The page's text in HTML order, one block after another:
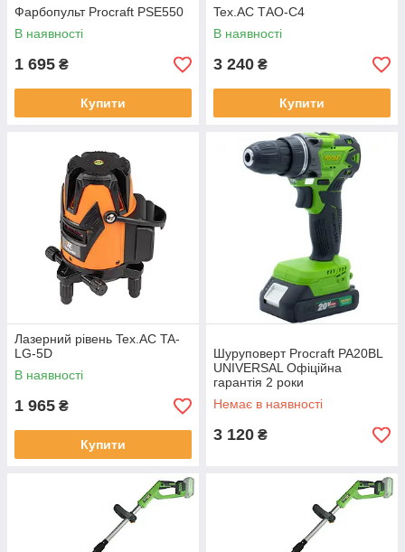
Фарбопульт Procraft PSE550
В наявності
1 695 ₴
Купити
Tex.AC ТAО-С4
В наявності
3 240 ₴
Купити
Лазерний рівень Tex.AC TA-
LG-5D
В наявності
1 965 ₴
Купити
Шуруповерт Procraft PA20BL
UNIVERSAL Офіційна
гарантія 2 роки
Немає в наявності
3 120 ₴